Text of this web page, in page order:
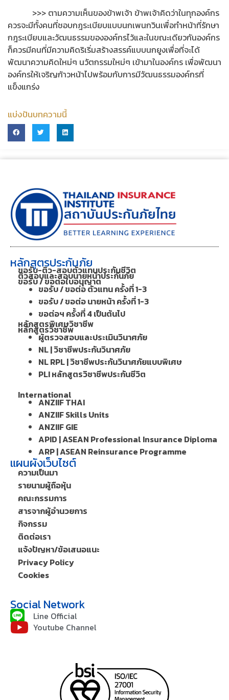
>>> ตามความเห็นของข้าพเจ้า ข้าพเจ้าคิดว่าในทุกองค์กร
ควรจะมีทั้งคนที่ชอบกฎระเบียบแบบนกเพนกวินเพื่อทำหน้าที่รักษา
กฎระเบียบและวัฒนธรรมขององค์กรไว้และในขณะเดียวกันองค์กร
ก็ควรมีคนที่มีความคิดริเริ่มสร้างสรรค์แบบนกยูงเพื่อที่จะได้
พัฒนาความคิดใหม่ๆ นวัตกรรมใหม่ๆ เข้ามาในองค์กร เพื่อพัฒนา
องค์กรให้เจริญก้าวหน้าไปพร้อมกับการมีวัฒนธรรมองค์กรที่
แข็งแกร่ง
แบ่งปันบทความนี้
หลักสูตรประกันภัย
ขอรับ-ติว-สอบตัวแทนประกันชีวิต
ติวสอบและสอบนายหน้าประกันภัย
ขอรับ / ขอต่อใบอนุญาต
ขอรับ / ขอต่อ ตัวแทน ครั้งที่ 1-3
ขอรับ / ขอต่อ นายหน้า ครั้งที่ 1-3
ขอต่อฯ ครั้งที่ 4 เป็นต้นไป
หลักสูตรพิเศษวิชาชีพ
หลักสูตรวิชาชีพ
ผู้ตรวจสอบและประเมินวินาศภัย
NL | วิชาชีพประกันวินาศภัย
NL RPL | วิชาชีพประกันวินาศภัยแบบพิเศษ
PLI หลักสูตรวิชาชีพประกันชีวิต
International
ANZIIF THAI
ANZIIF Skills Units
ANZIIF GIE
APID | ASEAN Professional Insurance Diploma
ARP | ASEAN Reinsurance Programme
แผนผังเว็บไซต์
ความเป็นมา
รายนามผู้ถือหุ้น
คณะกรรมการ
สารจากผู้อำนวยการ
กิจกรรม
ติดต่อเรา
แจ้งปัญหา/ข้อเสนอแนะ
Privacy Policy
Cookies
Social Network
Line Official
Youtube Channel